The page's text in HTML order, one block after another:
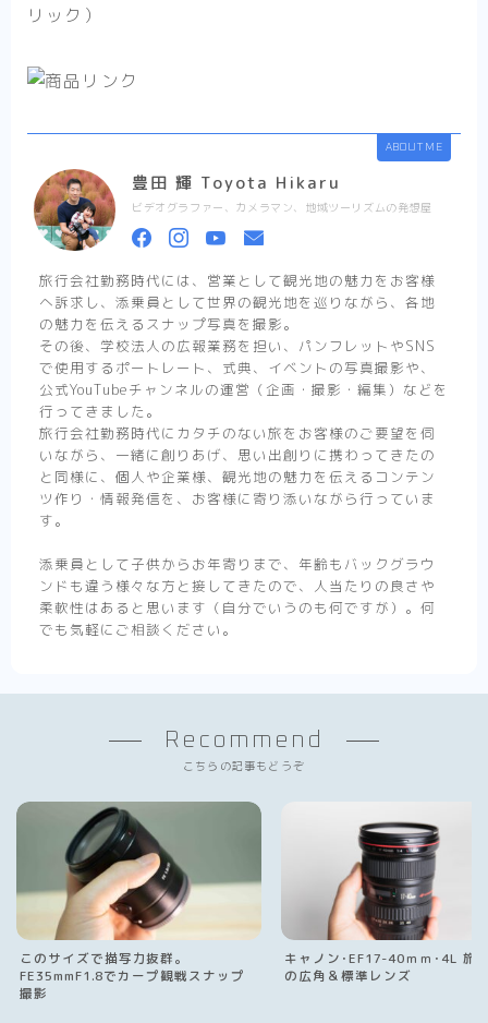
リック）
ABOUT ME
豊田 輝 Toyota Hikaru
ビデオグラファー、カメラマン、地域ツーリズムの発想屋
旅行会社勤務時代には、営業として観光地の魅力をお客様
へ訴求し、添乗員として世界の観光地を巡りながら、各地
の魅力を伝えるスナップ写真を撮影。
その後、学校法人の広報業務を担い、パンフレットやSNS
で使用するポートレート、式典、イベントの写真撮影や、
公式YouTubeチャンネルの運営（企画・撮影・編集）などを
行ってきました。
旅行会社勤務時代にカタチのない旅をお客様のご要望を伺
いながら、一緒に創りあげ、思い出創りに携わってきたの
と同様に、個人や企業様、観光地の魅力を伝えるコンテン
ツ作り・情報発信を、お客様に寄り添いながら行っていま
す。
添乗員として子供からお年寄りまで、年齢もバックグラウ
ンドも違う様々な方と接してきたので、人当たりの良さや
柔軟性はあると思います（自分でいうのも何ですが）。何
でも気軽にご相談ください。
Recommend
こちらの記事もどうぞ
このサイズで描写力抜群。
FE35mmF1.8でカープ観戦スナップ
撮影
キャノン･EF17-40ｍｍ･4L 旅
の広角＆標準レンズ